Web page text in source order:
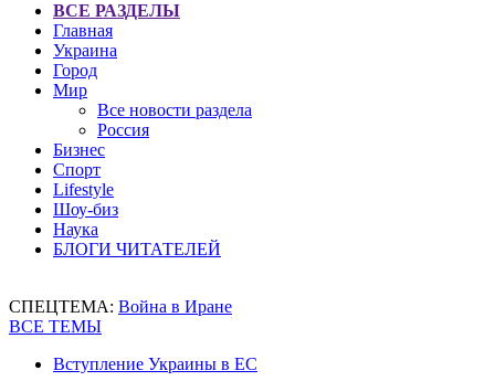
ВСЕ РАЗДЕЛЫ
Главная
Украина
Город
Мир
Все новости раздела
Россия
Бизнес
Спорт
Lifestyle
Шоу-биз
Наука
БЛОГИ ЧИТАТЕЛЕЙ
СПЕЦТЕМА: Война в Иране
ВСЕ ТЕМЫ
Вступление Украины в ЕС